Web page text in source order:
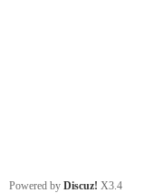
Powered by Discuz! X3.4